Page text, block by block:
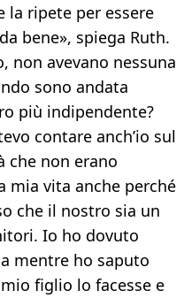
la ripete per essere
bene», spiega Ruth.
non avevano nessuna
sono andata
più indipendente?
contare anch’io sul
che non erano
mia vita anche perché
che il nostro sia un
Io ho dovuto
mentre ho saputo
figlio lo facesse e